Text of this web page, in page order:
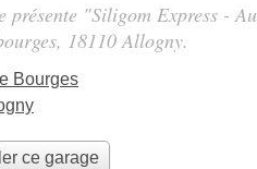
présente "Siligom Express -
, 18110 Allogny.
Bourges
ce garage